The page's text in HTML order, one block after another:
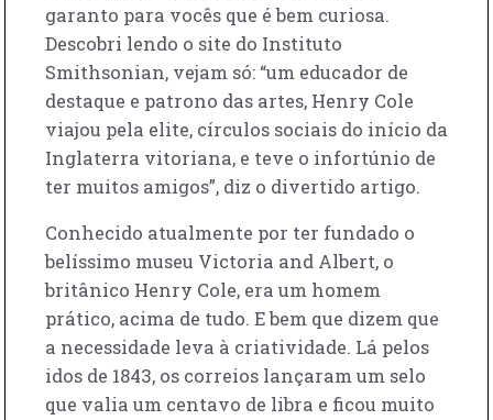
garanto para vocês que é bem curiosa.
Descobri lendo o site do Instituto
Smithsonian, vejam só: “um educador de
destaque e patrono das artes, Henry Cole
viajou pela elite, círculos sociais do início da
Inglaterra vitoriana, e teve o infortúnio de
ter muitos amigos”, diz o divertido artigo.
Conhecido atualmente por ter fundado o
belíssimo museu Victoria and Albert, o
britânico Henry Cole, era um homem
prático, acima de tudo. E bem que dizem que
a necessidade leva à criatividade. Lá pelos
idos de 1843, os correios lançaram um selo
que valia um centavo de libra e ficou muito